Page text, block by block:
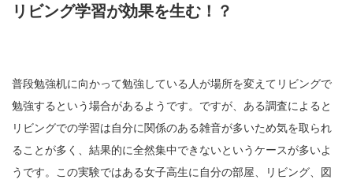
リビング学習が効果を生む！？
普段勉強机に向かって勉強している人が場所を変えてリビングで
勉強するという場合があるようです。ですが、ある調査によると
リビングでの学習は自分に関係のある雑音が多いため気を取られ
ることが多く、結果的に全然集中できないというケースが多いよ
うです。この実験ではある女子高生に自分の部屋、リビング、図